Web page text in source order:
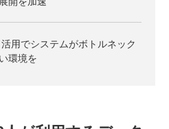
用でシステムがボトルネック
環境を